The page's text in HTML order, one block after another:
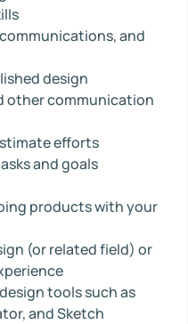
and
design
other communication
efforts
and goals
products with your
(or related field) or
tools such as
and Sketch